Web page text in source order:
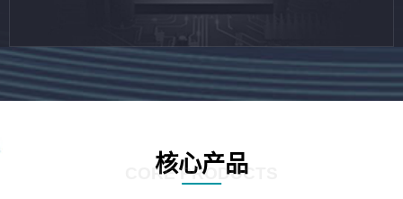
核心产品
CORE PRODUCTS